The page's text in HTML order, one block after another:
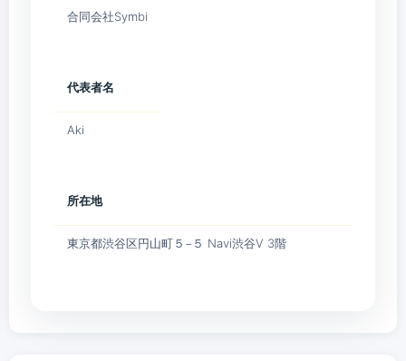
合同会社Symbi​
代表者名
Aki
所在地
東京都渋谷区円山町５−５ Navi渋谷Ⅴ 3階